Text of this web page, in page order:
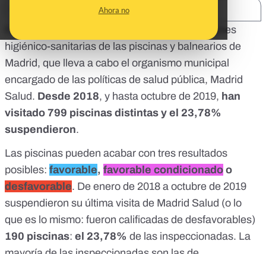
Ahora no
En
hacemos públicas las inspecciones
higiénico-sanitarias de las piscinas y balnearios de
Madrid, que lleva a cabo el organismo municipal
encargado de las políticas de salud pública, Madrid
Salud. Desde 2018, y hasta octubre de 2019, han
visitado 799 piscinas distintas y el 23,78%
suspendieron.
Las piscinas pueden acabar con tres resultados
posibles: favorable, favorable condicionado o
desfavorable. De enero de 2018 a octubre de 2019
suspendieron su última visita de Madrid Salud (o lo
que es lo mismo: fueron calificadas de desfavorables)
190 piscinas: el 23,78% de las inspeccionadas. La